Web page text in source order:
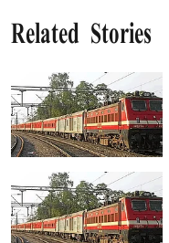
Related Stories